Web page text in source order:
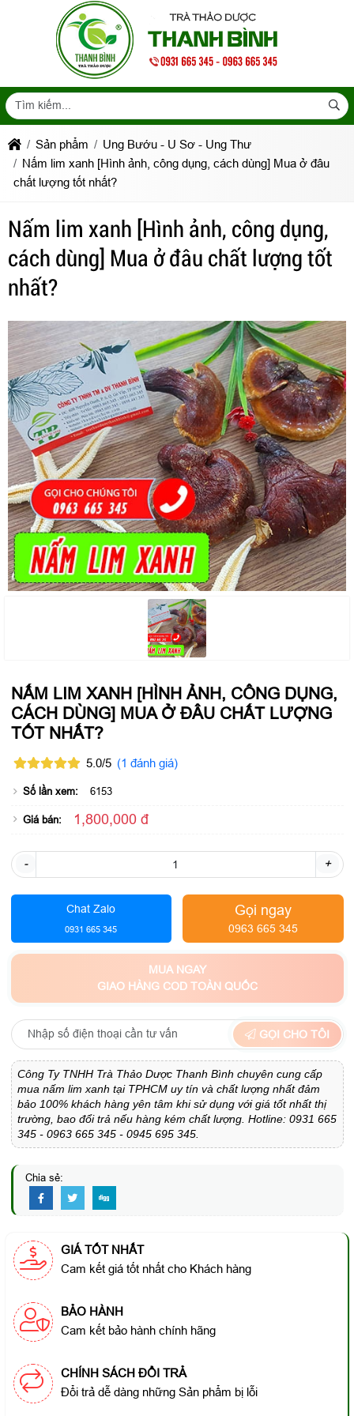
Sản phẩm
Ung Bướu - U Sơ - Ung Thư
Nấm lim xanh [Hình ảnh, công dụng, cách dùng] Mua ở đâu
chất lượng tốt nhất?
Nấm lim xanh [Hình ảnh, công dụng,
cách dùng] Mua ở đâu chất lượng tốt
nhất?
NẤM LIM XANH [HÌNH ẢNH, CÔNG DỤNG,
CÁCH DÙNG] MUA Ở ĐÂU CHẤT LƯỢNG
TỐT NHẤT?
5.0/5 (1 đánh giá)
Số lần xem: 6153
Giá bán: 1,800,000 đ
- +
Chat Zalo
0931 665 345
Gọi ngay
0963 665 345
MUA NGAY
GIAO HÀNG COD TOÀN QUỐC
GỌI CHO TÔI
Công Ty TNHH Trà Thảo Dược Thanh Bình chuyên cung cấp
mua nấm lim xanh tại TPHCM uy tín và chất lượng nhất đảm
bảo 100% khách hàng yên tâm khi sử dụng với giá tốt nhất thị
trường, bao đổi trả nếu hàng kém chất lượng. Hotline: 0931 665
345 - 0963 665 345 - 0945 695 345.
Chia sẻ:
GIÁ TỐT NHẤT
Cam kết giá tốt nhất cho Khách hàng
BẢO HÀNH
Cam kết bảo hành chính hãng
CHÍNH SÁCH ĐỔI TRẢ
Đổi trả dễ dàng những Sản phẩm bị lỗi